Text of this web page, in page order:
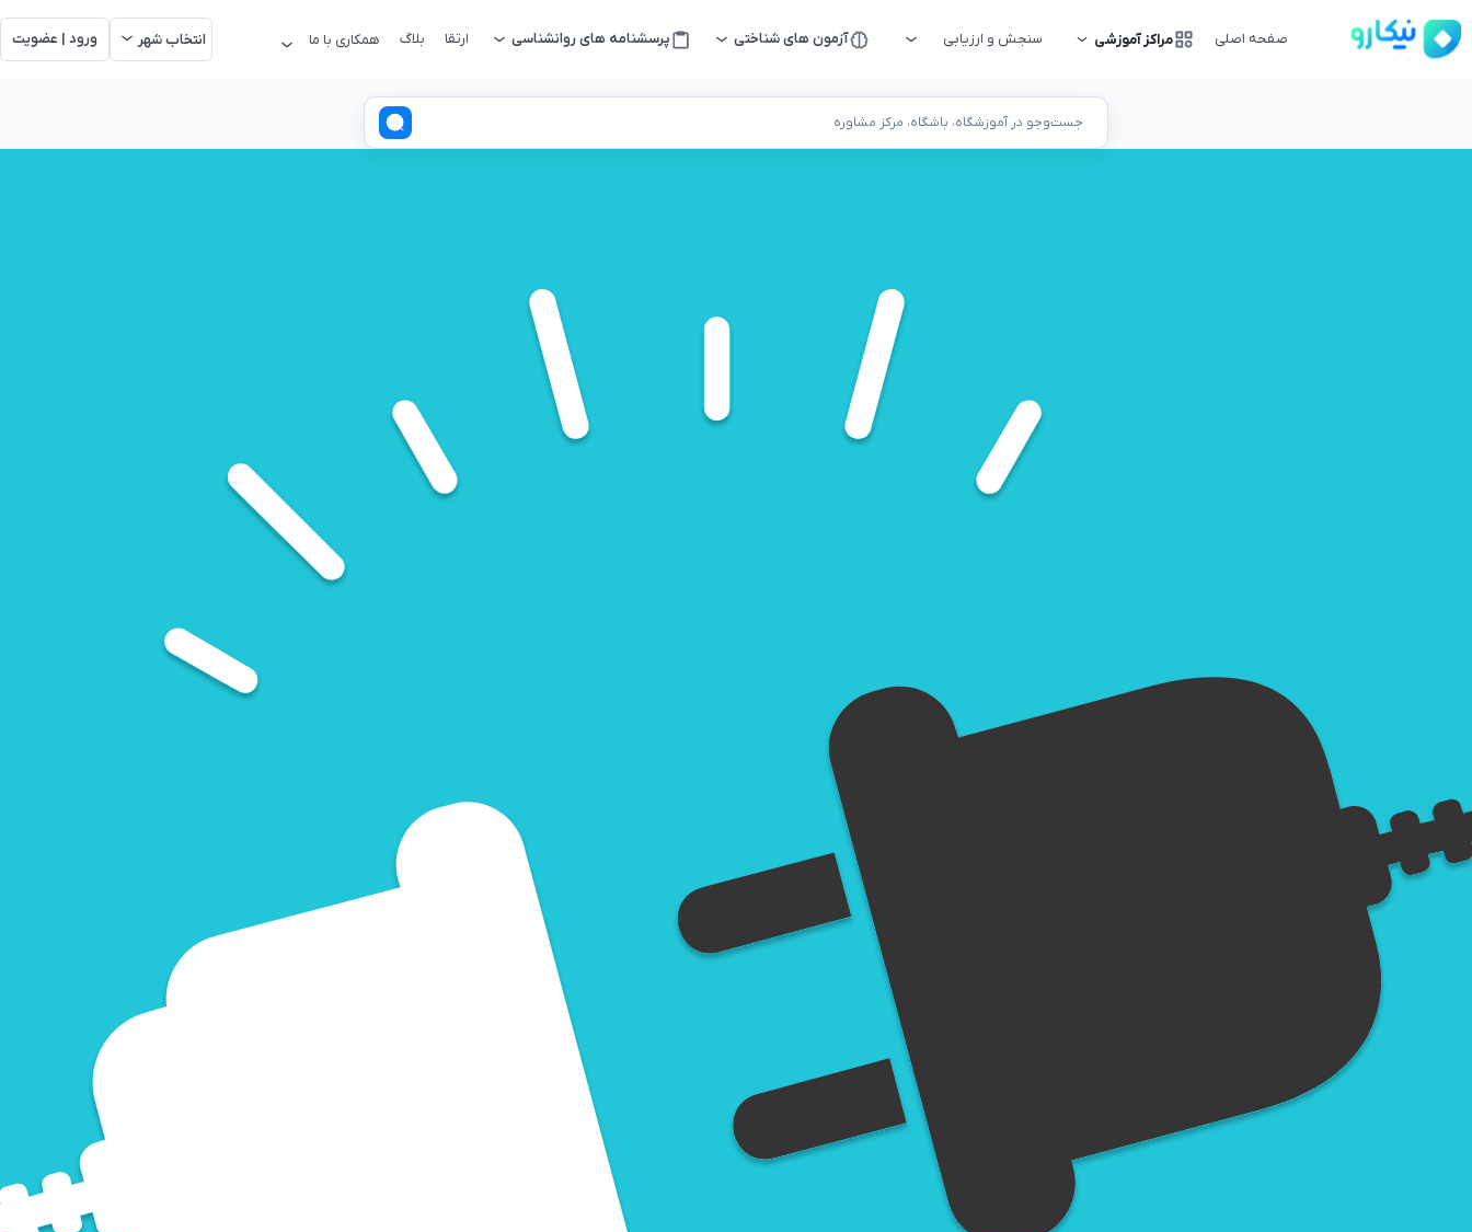
صفحه اصلی مراکز آموزشی سنجش و ارزیابی آزمون های شناختی پرسشنامه های روانشناسی ارتقا بلاگ همکاری با ما انتخاب شهر ورود | عضویت
جست‌وجو در آموزشگاه، باشگاه، مرکز مشاوره